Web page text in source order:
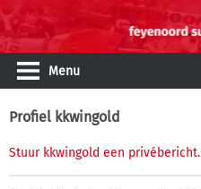
Menu
Profiel kkwingold
Stuur kkwingold een privébericht.